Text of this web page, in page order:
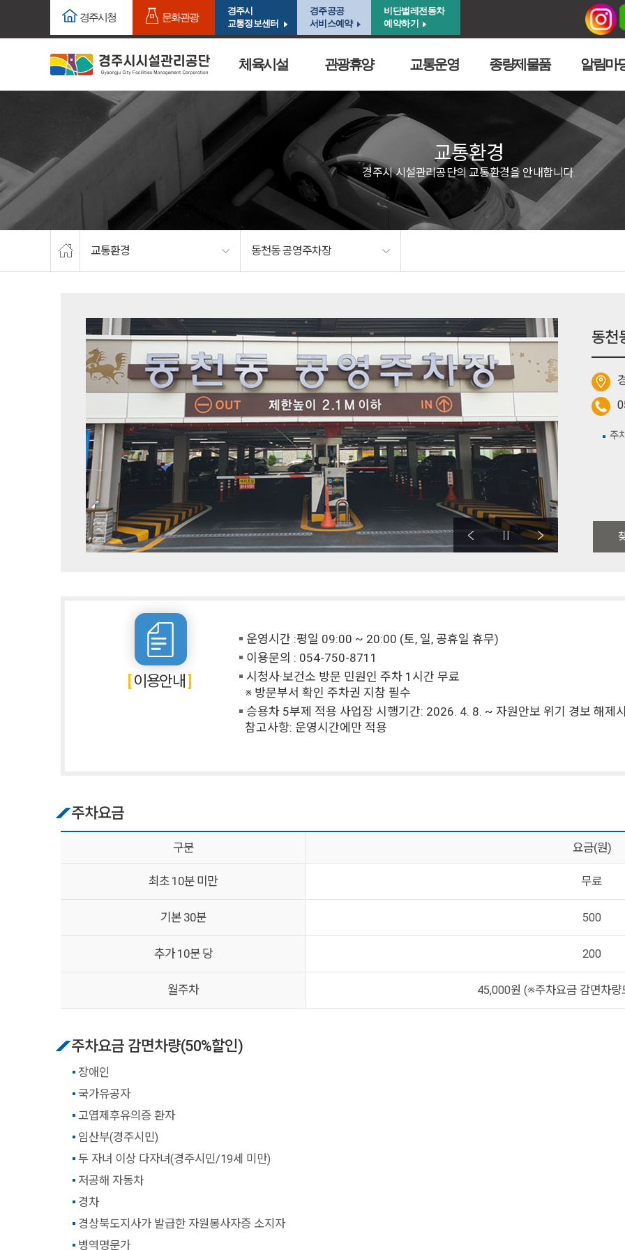
주요메뉴로 건너뛰기
경주시청 문화관광
경주시
교통정보센터
경주공공
서비스예약
비단벌레전동차
예약하기
체육시설 관광휴양 교통운영 종량제물품 알림마
교통환경
경주시 시설관리공단의 교통환경을 안내합니다.
교통환경 동천동 공영주차장
동천
주
이용안내
운영시간 :평일 09:00 ~ 20:00 (토, 일, 공휴일 휴무)
이용문의 : 054-750-8711
시청사·보건소 방문 민원인 주차 1시간 무료
※ 방문부서 확인 주차권 지참 필수
승용차 5부제 적용 사업장 시행기간: 2026. 4. 8. ~ 자원안보 위기 경보 해제
참고사항: 운영시간에만 적용
주차요금
구분 요금(원)
최초 10분 미만 무료
기본 30분 500
추가 10분 당 200
월주차 45,000원 (※주차요금 감면차량
주차요금 감면차량(50%할인)
장애인
국가유공자
고엽제후유의증 환자
임산부(경주시민)
두 자녀 이상 다자녀(경주시민/19세 미만)
저공해 자동차
경차
경상북도지사가 발급한 자원봉사자증 소지자
병역명문가